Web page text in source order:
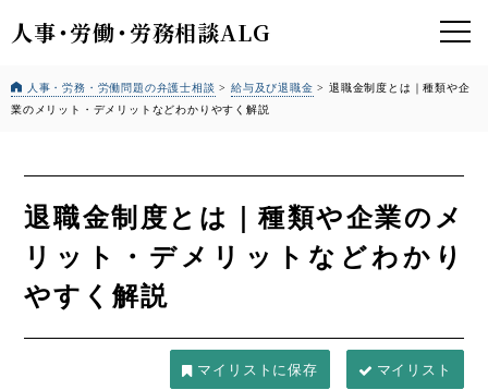
人事・労働・労務相談ALG
人事・労務・労働問題の弁護士相談 >給与及び退職金 >退職金制度とは｜種類や企
業のメリット・デメリットなどわかりやすく解説
退職金制度とは｜種類や企業のメ
リット・デメリットなどわかり
やすく解説
マイリスト